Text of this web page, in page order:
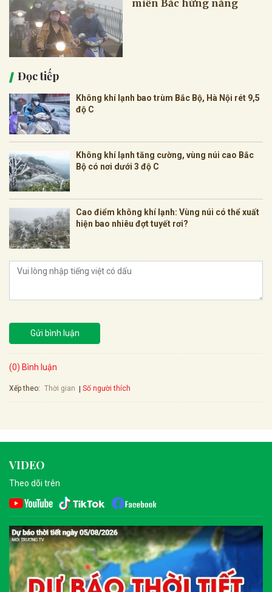
miền Bắc hửng nắng
Đọc tiếp
Không khí lạnh bao trùm Bắc Bộ, Hà Nội rét 9,5
độ C
Không khí lạnh tăng cường, vùng núi cao Bắc
Bộ có nơi dưới 3 độ C
Cao điểm không khí lạnh: Vùng núi có thể xuất
hiện bao nhiêu đợt tuyết rơi?
Gửi bình luận
(0) Bình luận
Xếp theo: Thời gian Số người thích
VIDEO
Theo dõi trên